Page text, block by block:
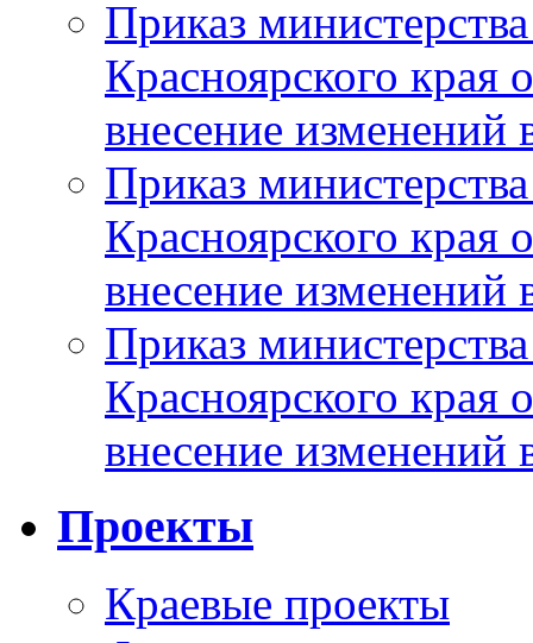
Приказ
Красноярского
внесение изменений
Приказ
Красноярского
внесение изменений
Приказ
Красноярского
внесение изменений
Проекты
Краевые проекты